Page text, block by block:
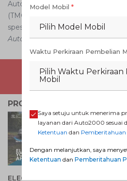
Auto2000 dan menggunakan oli
(TMO) yang sudah pasti sesuai
spesifikasi mesin.
Auto2000
PROMO TERKAIT
ELECTRIFY YOUR PATH
Model Mobil *
Pilih Model Mobil
Waktu Perkiraan Pembelian
Pilih Waktu Perkiraan
Mobil
Saya setuju untuk menerima
layanan dari Auto2000 sesuai
Ketentuan dan Pemberitahuan
Dengan melanjutkan, saya
Ketentuan dan Pemberitahuan